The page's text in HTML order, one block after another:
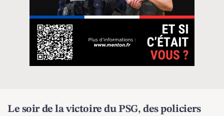
Le soir de la victoire du PSG, des policiers